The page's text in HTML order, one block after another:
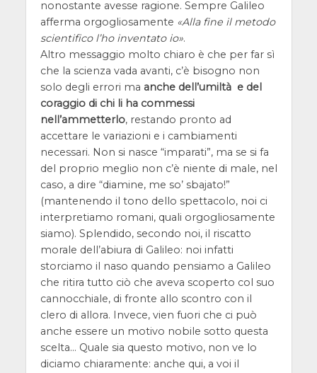
nonostante avesse ragione. Sempre Galileo
afferma orgogliosamente
Alla fine il metodo
scientifico l’ho inventato io .
Altro messaggio molto chiaro è che per far sì
che la scienza vada avanti, c’è bisogno non
solo degli errori ma anche dell’umiltà e del
coraggio di chi li ha commessi
nell’ammetterlo, restando pronto ad
accettare le variazioni e i cambiamenti
necessari. Non si nasce “imparati”, ma se si fa
del proprio meglio non c’è niente di male, nel
caso, a dire “diamine, me so’ sbajato!”
(mantenendo il tono dello spettacolo, noi ci
interpretiamo romani, quali orgogliosamente
siamo). Splendido, secondo noi, il riscatto
morale dell’abiura di Galileo: noi infatti
storciamo il naso quando pensiamo a Galileo
che ritira tutto ciò che aveva scoperto col suo
cannocchiale, di fronte allo scontro con il
clero di allora. Invece, vien fuori che ci può
anche essere un motivo nobile sotto questa
scelta… Quale sia questo motivo, non ve lo
diciamo chiaramente: anche qui, a voi il